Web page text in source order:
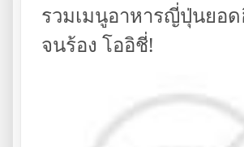
รวมเมนูอาหารญี่ปุ่นยอ
จนร้อง โออิชี่!